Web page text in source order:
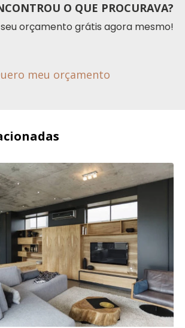
O QUE PROCURAVA?
orçamento grátis agora mesmo!
meu orçamento